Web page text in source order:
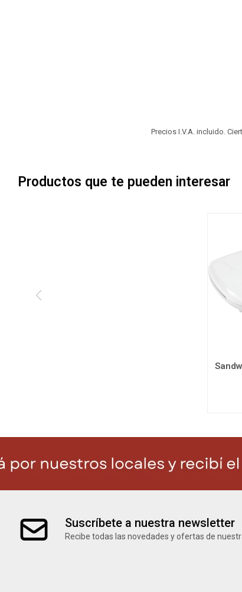
Precios I.V.A. incluido.
Productos que te pueden interesar
Suscríbete a nuestra newsletter
Recibe todas las novedades y ofertas de